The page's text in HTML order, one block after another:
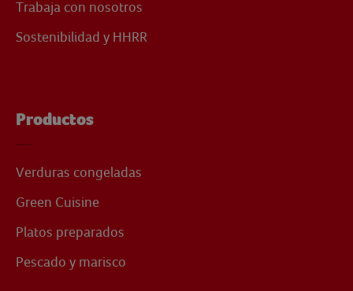
Trabaja con nosotros
Sostenibilidad y HHRR
Productos
Verduras congeladas
Green Cuisine
Platos preparados
Pescado y marisco